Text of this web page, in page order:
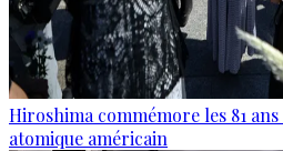
Hiroshima commémore les 81
atomique américain